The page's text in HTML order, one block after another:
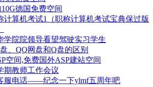
德国免费空间
计算机考试1（职称计算机考试宝典保过版
学院院领导看望驾驶实习学生
、QQ网盘和Q盘的区别
空间,免费国外ASP建站空间
期教师工作会议
服电话——纪念一下ylmf五周年吧